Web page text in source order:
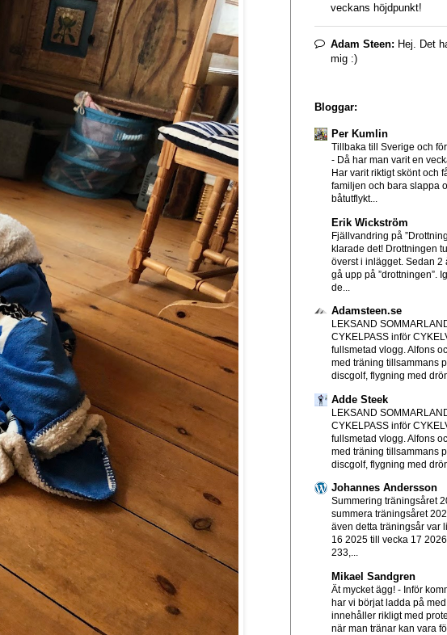
veckans höjdpunkt!
Adam Steen: Hej. Det
mig :)
Bloggar:
Per Kumlin
Tillbaka till Sverige och
- Då har man varit en
Har varit riktigt skönt och
familjen och bara slappa
båtutflykt...
Erik Wickström
Fjällvandring på
klarade det! Drottningen
överst i inlägget. Sedan 2
gå upp på ”drottningen”.
de...
Adamsteen.se
LEKSAND
CYKELPASS inför
fullsmetad vlogg. Alfons
med träning tillsammans
discgolf, flygning med
Adde Steek
LEKSAND
CYKELPASS inför
fullsmetad vlogg. Alfons
med träning tillsammans
discgolf, flygning med
Johannes Andersson
Summering träningsåret
summera träningsåret
även detta träningsår var
16 2025 till vecka 17
233,...
Mikael Sandgren
Ät mycket ägg! - Inför
har vi börjat ladda på
innehåller rikligt med
när man tränar kan vara